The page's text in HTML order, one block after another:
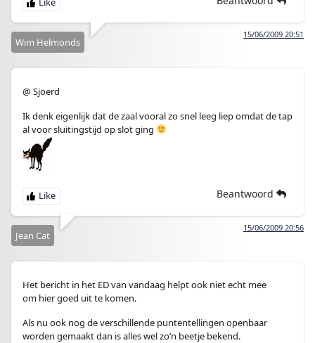
15/06/2009 20:51
Wim Helmonds
@ Sjoerd
Ik denk eigenlijk dat de zaal vooral zo snel leeg liep omdat de tap
al voor sluitingstijd op slot ging
Beantwoord
15/06/2009 20:56
Jean Cat
Het bericht in het ED van vandaag helpt ook niet echt mee
om hier goed uit te komen.
Als nu ook nog de verschillende puntentellingen openbaar
worden gemaakt dan is alles wel zo’n beetje bekend.